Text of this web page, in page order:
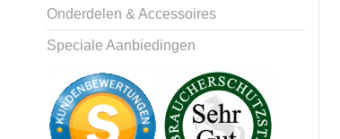
Onderdelen & Accessoires
Speciale Aanbiedingen